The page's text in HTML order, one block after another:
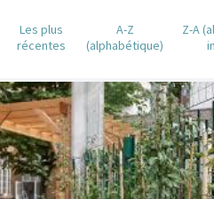
Les plus
récentes
A-Z
(alphabétique)
Z-A